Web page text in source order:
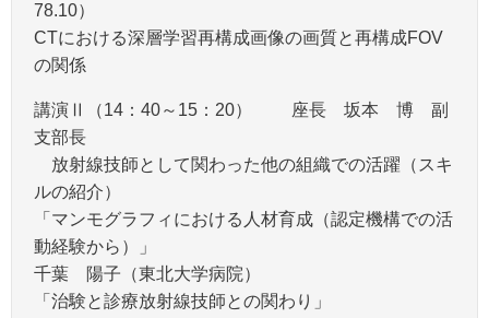
78.10）
CTにおける深層学習再構成画像の画質と再構成FOV
の関係
講演Ⅱ（14：40～15：20） 座長 坂本 博 副
支部長
放射線技師として関わった他の組織での活躍（スキ
ルの紹介）
「マンモグラフィにおける人材育成（認定機構での活
動経験から）」
千葉 陽子（東北大学病院）
「治験と診療放射線技師との関わり」